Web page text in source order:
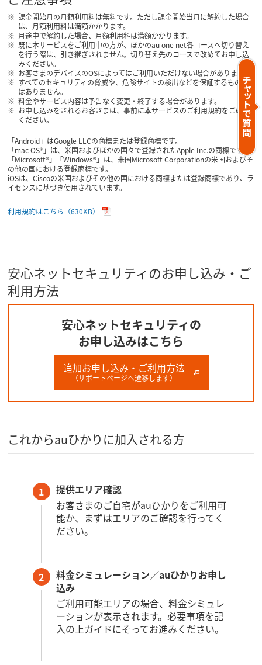
課金開始月の月額利用料は無料です。ただし課金開始当月に解約した場合
は、月額利用料は満額かかります。
月途中で解約した場合、月額利用料は満額かかります。
既に本サービスをご利用中の方が、ほかのau one net各コースへ切り替え
を行う際は、引き継ぎされません。切り替え先のコースで改めてお申し込
みください。
お客さまのデバイスのOSによってはご利用いただけない場合があります。
すべてのセキュリティの脅威や、危険サイトの検出などを保証するもので
はありません。
料金やサービス内容は予告なく変更・終了する場合があります。
お申し込みをされるお客さまは、事前に本サービスのご利用規約をご確認
ください。
「Android」はGoogle LLCの商標または登録商標です。
「mac OS®」は、米国およびほかの国々で登録されたApple Inc.の商標です。
「Microsoft®」「Windows®」は、米国Microsoft Corporationの米国およびそ
の他の国における登録商標です。
iOSは、Ciscoの米国およびその他の国における商標または登録商標であり、ラ
イセンスに基づき使用されています。
利用規約はこちら（630KB）
安心ネットセキュリティのお申し込み・ご
利用方法
安心ネットセキュリティの
お申し込みはこちら
追加お申し込み・ご利用方法
（サポートページへ遷移します）
これからauひかりに加入される方
1
提供エリア確認
お客さまのご自宅がauひかりをご利用可
能か、まずはエリアのご確認を行ってく
ださい。
2
料金シミュレーション／auひかりお申し
込み
ご利用可能エリアの場合、料金シミュレ
ーションが表示されます。必要事項を記
入の上ガイドにそってお進みください。